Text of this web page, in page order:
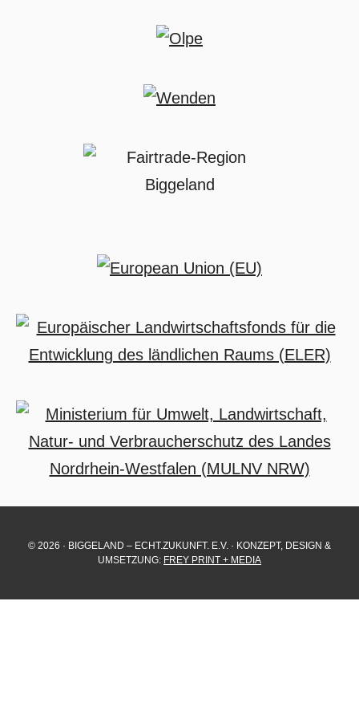
© 2026 · BIGGELAND – ECHT.ZUKUNFT. E.V. · KONZEPT, DESIGN &
UMSETZUNG: FREY PRINT + MEDIA